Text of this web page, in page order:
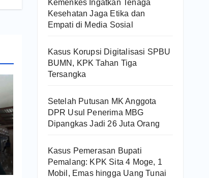
Kemenkes Ingatkan Tenaga
Kesehatan Jaga Etika dan
Empati di Media Sosial
Kasus Korupsi Digitalisasi SPBU
BUMN, KPK Tahan Tiga
Tersangka
Setelah Putusan MK Anggota
DPR Usul Penerima MBG
Dipangkas Jadi 26 Juta Orang
Kasus Pemerasan Bupati
Pemalang: KPK Sita 4 Moge, 1
Mobil, Emas hingga Uang Tunai